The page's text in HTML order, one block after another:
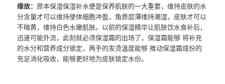
缘故： 原本保湿保湿补水便是保养肌肤的一大重要，维持皮肤的水
分含量才可以维持使体细胞冲盈，角质层薄维持潮湿，皮肤才可以
不暗黄，维持白色水嫩肌肤。以前的保湿精华让肌肤饮水食补后，
迅速可能外流，此刻就必须保湿霜的出场了，保湿霜能够 将补充
的水分和营养成分锁定，两手的发烫溫度能够 推动保湿霜成份的
充足消化吸收，能够更好地为皮肤锁定水份。